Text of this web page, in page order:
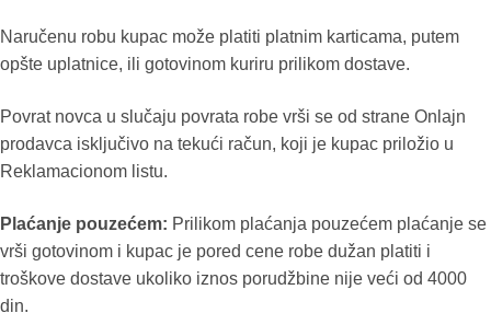
Naručenu robu kupac može platiti platnim karticama, putem
opšte uplatnice, ili gotovinom kuriru prilikom dostave.
Povrat novca u slučaju povrata robe vrši se od strane Onlajn
prodavca isključivo na tekući račun, koji je kupac priložio u
Reklamacionom listu.
Plaćanje pouzećem: Prilikom plaćanja pouzećem plaćanje se
vrši gotovinom i kupac je pored cene robe dužan platiti i
troškove dostave ukoliko iznos porudžbine nije veći od 4000
din.